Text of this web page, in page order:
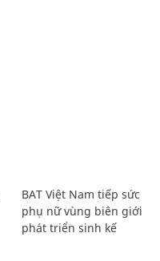
BAT Việt Nam tiếp sức
phụ nữ vùng biên giới
phát triển sinh kế